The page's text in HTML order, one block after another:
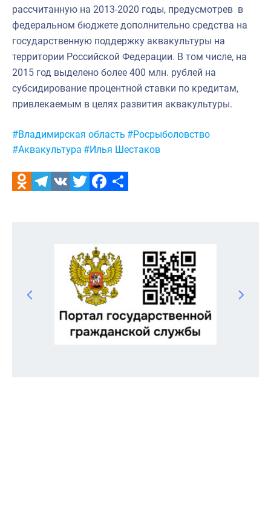
рассчитанную на 2013-2020 годы, предусмотрев в
федеральном бюджете дополнительно средства на
государственную поддержку аквакультуры на
территории Российской Федерации. В том числе, на
2015 год выделено более 400 млн. рублей на
субсидирование процентной ставки по кредитам,
привлекаемым в целях развития аквакультуры.
Метки:
#Владимирская область #Росрыболовство
#Аквакультура #Илья Шестаков